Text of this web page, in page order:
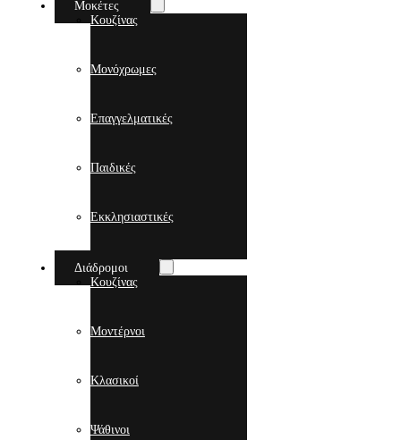
Μοκέτες
Κουζίνας
Μονόχρωμες
Επαγγελματικές
Παιδικές
Εκκλησιαστικές
Διάδρομοι
Κουζίνας
Μοντέρνοι
Κλασικοί
Ψάθινοι